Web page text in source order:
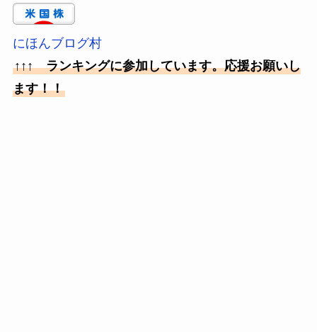
にほんブログ村
↑↑↑ ランキングに参加しています。応援お願いし
ます！！